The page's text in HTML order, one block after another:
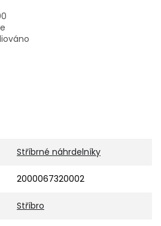
Stříbrné náhrdelníky
2000067320002
Stříbro